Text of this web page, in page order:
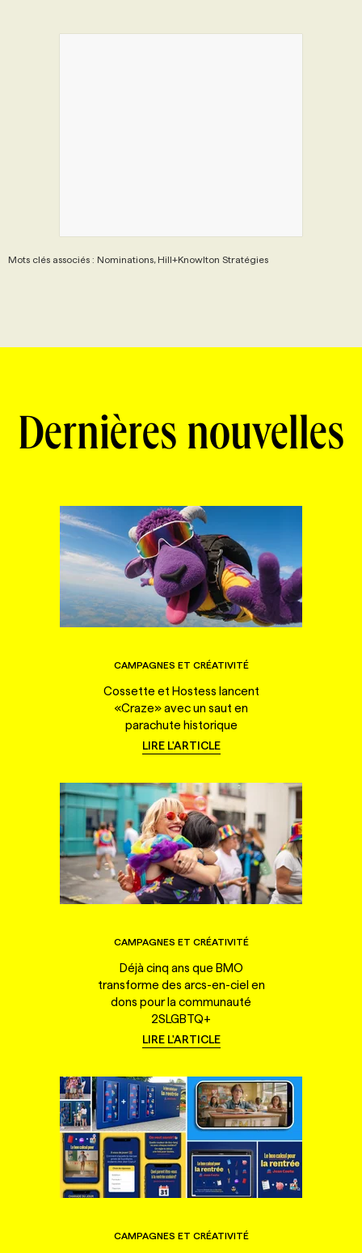
Mots clés associés : Nominations, Hill+Knowlton Stratégies
Dernières nouvelles
CAMPAGNES ET CRÉATIVITÉ
Cossette et Hostess lancent
«Craze» avec un saut en
parachute historique
LIRE L'ARTICLE
CAMPAGNES ET CRÉATIVITÉ
Déjà cinq ans que BMO
transforme des arcs-en-ciel en
dons pour la communauté
2SLGBTQ+
LIRE L'ARTICLE
CAMPAGNES ET CRÉATIVITÉ